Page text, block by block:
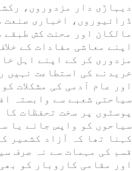
دیہاڑی دار مزدوروں،
ڈرائیوروں، اخباری
مالکان اور محنت کش طبقے
اپنے معاشی مفادات کے
مزدوری کر کے اپنے اہل
خریدنے کی استطاعت نہیں
اور عام آدمی کی مشکلات
سیاحتی شعبے سے وابستہ
پوسٹوں پر سخت تحفظات
سیاحوں کو واپس جانے یا
کہنا تھا کہ آزاد کشمیر
قسم کی مہمات سے نہ صرف
اور مقامی کاروبار کو